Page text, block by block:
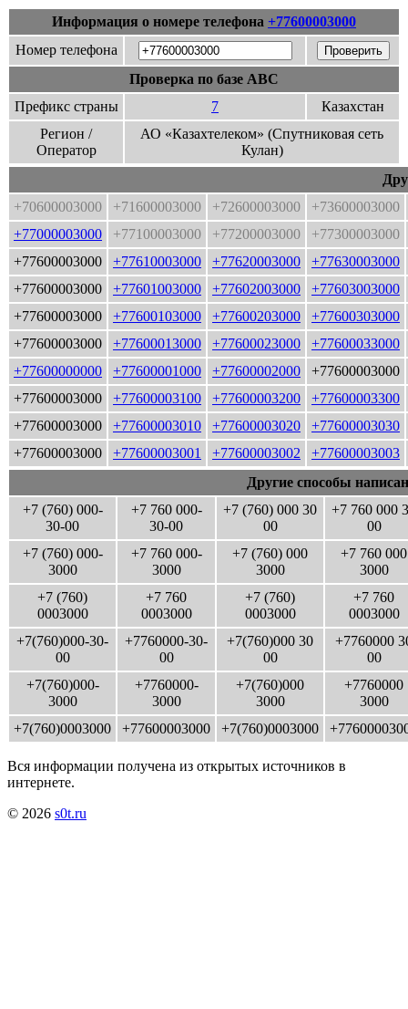
Информация о номере телефона +77600003000
Номер телефона
Проверка по базе ABC
Префикс страны
7
Казахстан
Регион /
Оператор
АО «Казахтелеком» (Спутниковая сеть
Кулан)
+70600003000
+71600003000 +72600003000
+73600003000
+77000003000
+77100003000 +77200003000
+77300003000
+77600003000
+77610003000 +77620003000
+77630003000
+77600003000
+77601003000 +77602003000
+77603003000
+77600003000
+77600103000 +77600203000
+77600303000
+77600003000
+77600013000 +77600023000
+77600033000
+77600000000
+77600001000 +77600002000
+77600003000
+77600003000
+77600003100 +77600003200
+77600003300
+77600003000
+77600003010 +77600003020
+77600003030
+77600003000
+77600003001 +77600003002
+77600003003
Другие способы
+7 (760) 000-
30-00
+7 760 000-
30-00
+7 (760) 000 30
00
+7 760 000
00
+7 (760) 000-
3000
+7 760 000-
3000
+7 (760) 000
3000
+7 760 000
3000
+7 (760)
0003000
+7 760
0003000
+7 (760)
0003000
+7 760
0003000
+7(760)000-30-
00
+7760000-30-
00
+7(760)000 30
00
+7760000
00
+7(760)000-
3000
+7760000-
3000
+7(760)000
3000
+7760000
3000
+7(760)0003000
+77600003000 +7(760)0003000
Вся информации получена из открытых источников в
интернете.
© 2026 s0t.ru